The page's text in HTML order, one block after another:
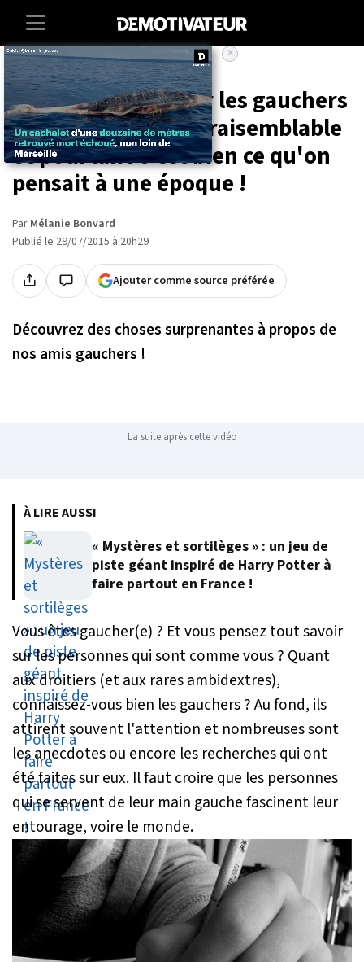
Accueil
18 faits à savoir sur les gauchers
! La 13 est juste invraisemblable
et pourtant c'est bien ce qu'on
pensait à une époque !
Par Mélanie Bonvard
Publié le 29/07/2015 à 20h29
Ajouter comme source préférée
Découvrez des choses surprenantes à propos de
nos amis gauchers !
La suite après cette vidéo
×
À LIRE AUSSI
« Mystères et sortilèges » : un jeu de
piste géant inspiré de Harry Potter à
faire partout en France !
Vous êtes gaucher(e) ? Et vous pensez tout savoir
sur les personnes qui sont comme vous ? Quant
aux droitiers (et aux rares ambidextres),
connaissez-vous bien les gauchers ? Au fond, ils
attirent souvent l'attention et nombreuses sont
les anecdotes ou encore les recherches qui ont
été faites sur eux. Il faut croire que les personnes
qui se servent de leur main gauche fascinent leur
entourage, voire le monde.